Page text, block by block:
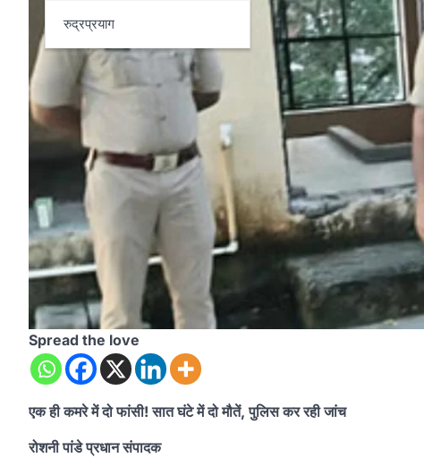
रुद्रप्रयाग
Spread the love
एक ही कमरे में दो फांसी! सात घंटे में दो मौतें, पुलिस कर रही जांच
रोशनी पांडे प्रधान संपादक